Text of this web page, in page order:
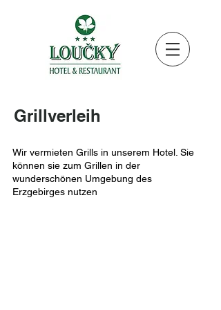
Grillverleih
Wir vermieten Grills in unserem Hotel. Sie
können sie zum Grillen in der
wunderschönen Umgebung des
Erzgebirges nutzen